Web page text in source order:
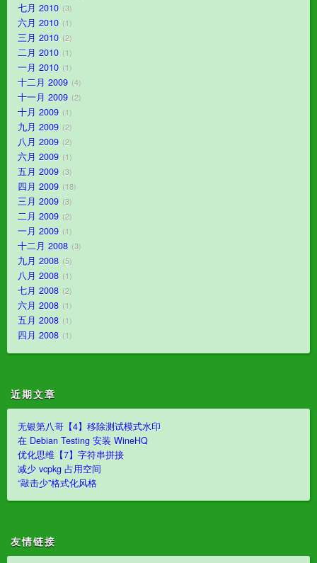
七月 2010 3
六月 2010 1
三月 2010 2
二月 2010 1
一月 2010 1
十二月 2009 4
十一月 2009 2
十月 2009 1
九月 2009 2
八月 2009 2
六月 2009 1
五月 2009 3
四月 2009 18
三月 2009 3
二月 2009 2
一月 2009 1
十二月 2008 3
九月 2008 5
八月 2008 1
七月 2008 2
六月 2008 1
五月 2008 1
四月 2008 1
近期文章
无银第八哥【4】移除测试模式水印
在 Debian Testing 安装 WineHQ
优化思维【7】字符串拼接
减少 vcpkg 占用空间
“敲击少”格式化风格
友情链接